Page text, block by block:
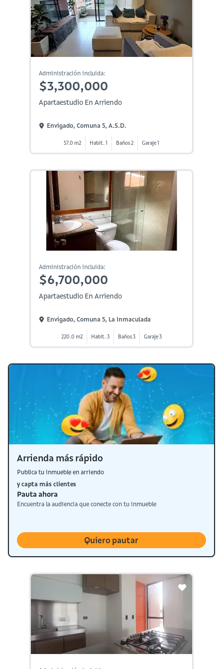
Administración incluida:
$3,300,000
Apartaestudio En Arriendo
Envigado, Comuna 5, A.s.d.
57.0 m2 Habit. 1 Baños 2 Garaje 1
Administración incluida:
$6,700,000
Apartaestudio En Arriendo
Envigado, Comuna 5, La Inmaculada
220.0 m2 Habit. 3 Baños 3 Garaje 3
Arrienda más rápido
Publica tu inmueble en arriendo
y capta más clientes
Pauta ahora
Encuentra la audiencia que conecte con tu inmueble
Quiero pautar